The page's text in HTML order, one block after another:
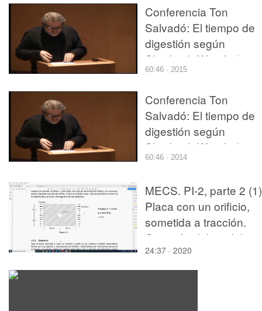
Conferencia Ton
Salvadó: El tiempo de
digestión según
Shadrach Woods
09-27) parte 1/2
60:46 · 2015
Conferencia Ton
Salvadó: El tiempo de
digestión según
Shadrach Woods
09-27) parte 1/2
60:46 · 2014
MECS. PI-2, parte 2
Placa con un orificio,
sometida a tracción.
Creación del modelo
(simetría, mallado
automático, aplicación
24:37 · 2020